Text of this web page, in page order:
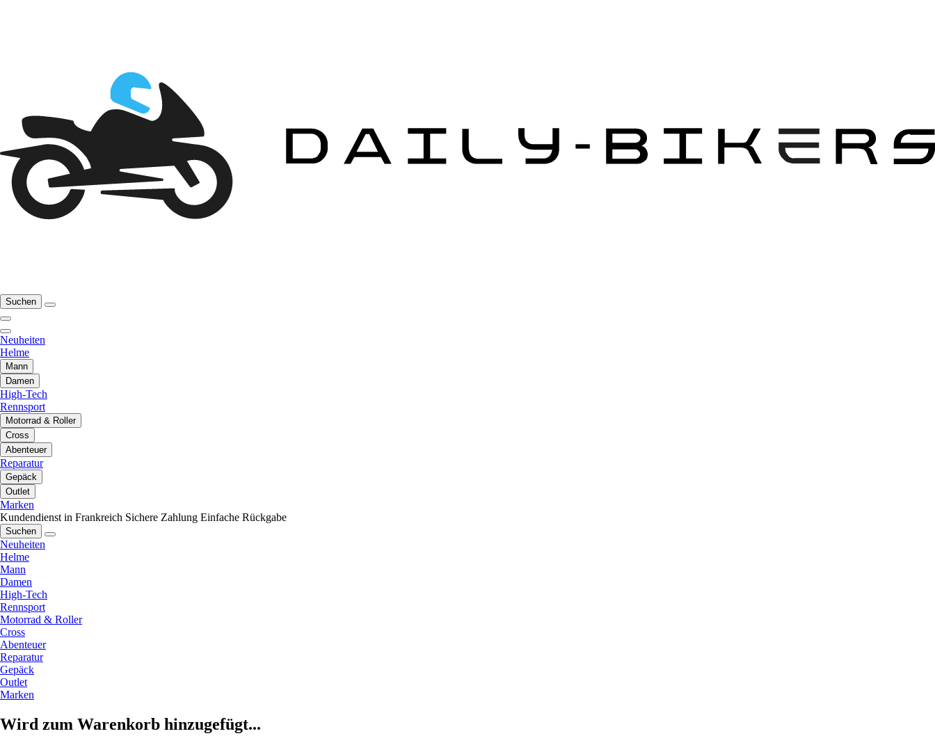
Suchen
Neuheiten
Helme
Mann
Damen
High-Tech
Rennsport
Motorrad & Roller
Cross
Abenteuer
Reparatur
Gepäck
Outlet
Marken
Kundendienst in Frankreich Sichere Zahlung Einfache Rückgabe
Suchen
Neuheiten
Helme
Mann
Damen
High-Tech
Rennsport
Motorrad & Roller
Cross
Abenteuer
Reparatur
Gepäck
Outlet
Marken
Wird zum Warenkorb hinzugefügt...